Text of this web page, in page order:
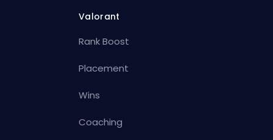
Valorant
Rank Boost
Placement
Wins
Coaching